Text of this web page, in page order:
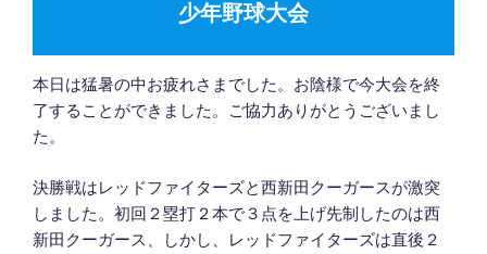
少年野球大会
本日は猛暑の中お疲れさまでした。お陰様で今大会を終
了することができました。ご協力ありがとうございまし
た。
決勝戦はレッドファイターズと西新田クーガースが激突
しました。初回２塁打２本で３点を上げ先制したのは西
新田クーガース、しかし、レッドファイターズは直後２